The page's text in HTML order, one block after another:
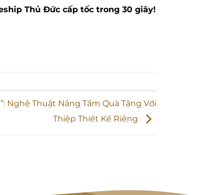
Thủ Đức cấp tốc trong 30 giây!
Nghệ Thuật Nâng Tầm Quà Tặng Với
Thiệp Thiết Kế Riêng